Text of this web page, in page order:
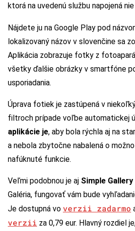
ktorá na uvedenú službu napojená
Nájdete ju na Google Play pod
lokalizovaný názov v slovenčine sa
Aplikácia zobrazuje fotky z
všetky ďalšie obrázky v smartfóne
usporiadania.
Úprava fotiek je zastúpená v
filtroch prípade voľbe automatickej
aplikácie je, aby bola rýchla aj na
a nebola zbytočne nabalená o
nafúknuté funkcie.
Veľmi podobnou je aj Simple Gallery
Galéria, fungovať vám bude
Je dostupná vo verzii zadarmo
verzii za 0,79 eur. Hlavný rozdiel